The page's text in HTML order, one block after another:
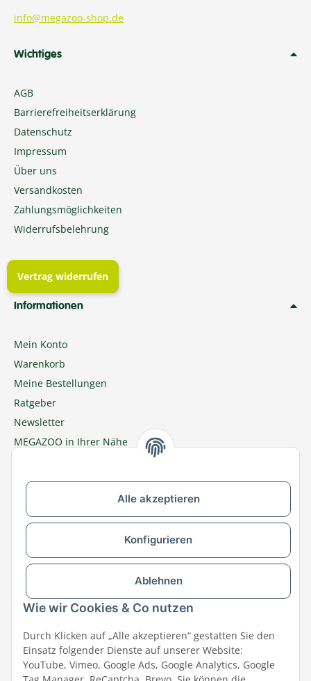
Alle akzeptieren
Konfigurieren
Ablehnen
Wie wir Cookies & Co nutzen
Durch Klicken auf „Alle akzeptieren“ gestatten Sie den
Einsatz folgender Dienste auf unserer Website:
YouTube, Vimeo, Google Ads, Google Analytics, Google
info@megazoo-shop.de
Wichtiges
AGB
Barrierefreiheitserklärung
Datenschutz
Impressum
Über uns
Versandkosten
Zahlungsmöglichkeiten
Widerrufsbelehrung
Vertrag widerrufen
Informationen
Mein Konto
Warenkorb
Meine Bestellungen
Ratgeber
Newsletter
MEGAZOO in Ihrer Nähe
Zu MEGAZOO-nord.de wechseln
Versandpartner & Zahlungsmöglichkeiten